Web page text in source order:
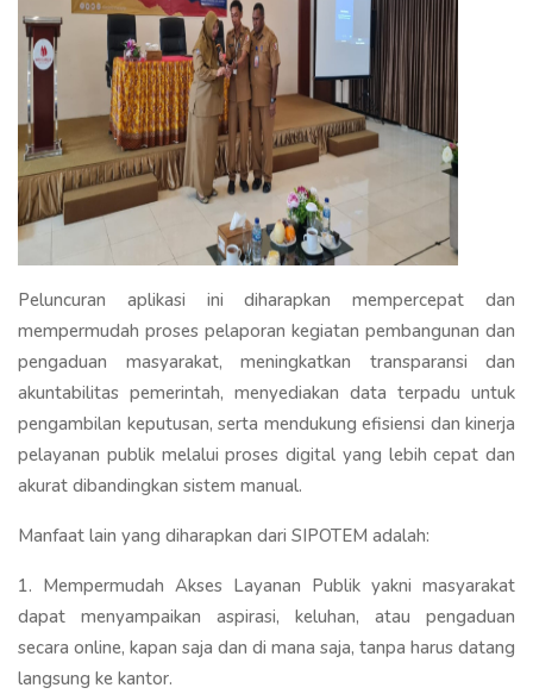
Peluncuran aplikasi ini diharapkan mempercepat dan
mempermudah proses pelaporan kegiatan pembangunan dan
pengaduan masyarakat, meningkatkan transparansi dan
akuntabilitas pemerintah, menyediakan data terpadu untuk
pengambilan keputusan, serta mendukung efisiensi dan kinerja
pelayanan publik melalui proses digital yang lebih cepat dan
akurat dibandingkan sistem manual.
Manfaat lain yang diharapkan dari SIPOTEM adalah:
1. Mempermudah Akses Layanan Publik yakni masyarakat
dapat menyampaikan aspirasi, keluhan, atau pengaduan
secara online, kapan saja dan di mana saja, tanpa harus datang
langsung ke kantor.